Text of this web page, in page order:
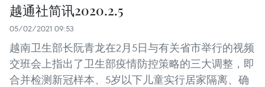
越通社简讯2020.2.5
05/02/2021 09:53
越南卫生部长阮青龙在2月5日与有关省市举行的视频
交班会上指出了卫生部疫情防控策略的三大调整，即
合并检测新冠样本、5岁以下儿童实行居家隔离、确